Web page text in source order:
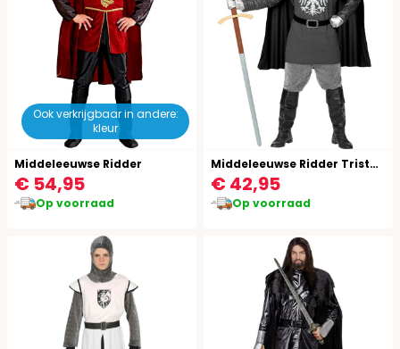
Ook verkrijgbaar in andere:
kleur
Middeleeuwse Ridder
€ 54,95
Op voorraad
Middeleeuwse Ridder Tristan Pak Mannen
€ 42,95
Op voorraad